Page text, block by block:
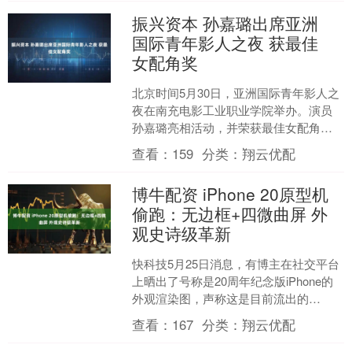
振兴资本 孙嘉璐出席亚洲
国际青年影人之夜 获最佳
女配角奖
北京时间5月30日，亚洲国际青年影人之
夜在南充电影工业职业学院举办。演员
孙嘉璐亮相活动，并荣获最佳女配角
奖。红毯现场，她身着红色礼服出席，
造型简约大方，整体状态....
查看： 159 分类：翔云优配
博牛配资 iPhone 20原型机
偷跑：无边框+四微曲屏 外
观史诗级革新
快科技5月25日消息，有博主在社交平台
上晒出了号称是20周年纪念版iPhone的
外观渲染图，声称这是目前流出的
iPhone 20早期原型机方案，完全跳脱出
了近几....
查看： 167 分类：翔云优配